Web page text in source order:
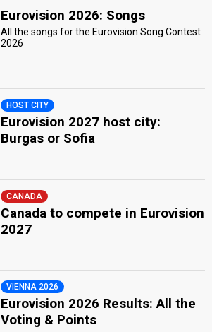
Eurovision 2026: Songs
All the songs for the Eurovision Song Contest
2026
HOST CITY
Eurovision 2027 host city:
Burgas or Sofia
CANADA
Canada to compete in Eurovision
2027
VIENNA 2026
Eurovision 2026 Results: All the
Voting & Points